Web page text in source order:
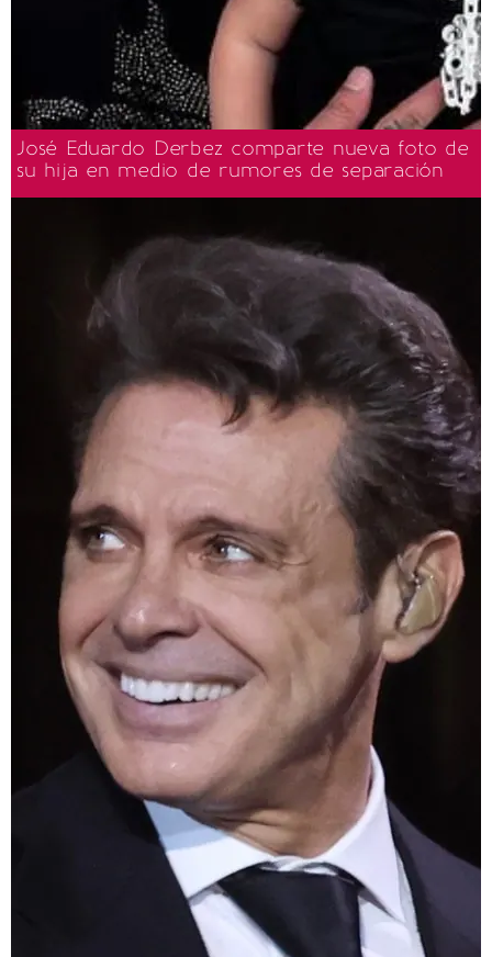
José Eduardo Derbez comparte nueva foto de
su hija en medio de rumores de separación